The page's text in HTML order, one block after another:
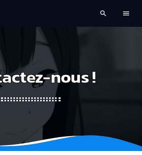
search menu
nous !